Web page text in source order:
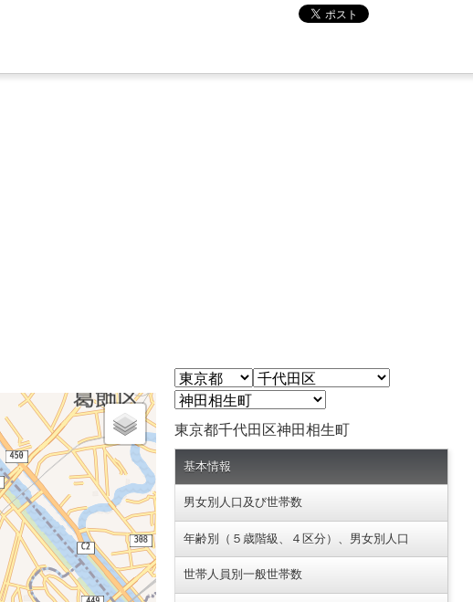
東京都千代田区神田相生町
基本情報
男女別人口及び世帯数
年齢別（５歳階級、４区分）、男女別人口
世帯人員別一般世帯数